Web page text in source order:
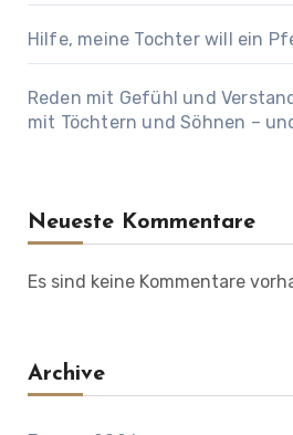
Hilfe, meine Tochter will ein
Reden mit Gefühl und
mit Töchtern und Söhnen –
Neueste Kommentare
Es sind keine Kommentare
Archive